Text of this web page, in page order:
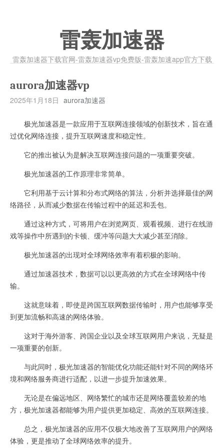
雷轰加速器
雷轰加速器下载官网-雷轰加速器vp免费版-雷轰加速app官方下载
aurora加速器vp
2025年1月18日 aurora加速器
极光加速器是一款应用于互联网连接领域的创新技术，旨在通
过优化网络连接，提升互联网速度和稳定性。
它的推出被认为是解决互联网连接问题的一项重要突破。
极光加速器的工作原理非常简单。
它利用基于云计算和分布式网络的算法，分析并选择最佳的网
络路径，从而减少数据在传输过程中的延迟和丢包。
通过这种方式，可将用户在浏览网页、观看视频、进行在线游
戏等操作中所遇到的卡顿、缓冲等问题大大减少甚至消除。
极光加速器的出现对全球网络效率有着积极的影响。
通过加速器技术，数据可以以更高效的方式在全球网络中传
输。
这就意味着，即使是跨国互联网数据传输时，用户也能够享受
到更加流畅和高速的网络体验。
这对于海外游客、跨国企业以及全球互联网用户来说，无疑是
一项重要的创新。
与此同时，极光加速器的智能优化功能还能针对不同的网络环
境和网络服务商进行适配，以进一步提升加速效果。
无论是在偏远地区、网络繁忙的城市还是网络覆盖较差的地
方，极光加速器都能够为用户提供更加稳定、高效的互联网连接。
总之，极光加速器的应用不仅极大地改善了互联网用户的网络
体验，更是推动了全球网络效率的提升。